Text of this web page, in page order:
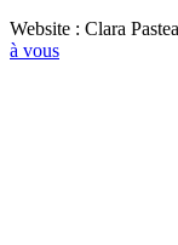
Website : Clara
à vous